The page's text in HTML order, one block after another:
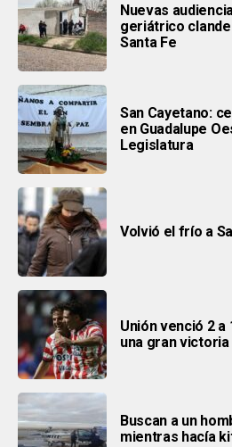
Nuevas
geriátrico
Santa Fe
San Cayetano:
en Guadalupe
Legislatura
Volvió el frío a
Unión venció 2 a
una gran
Buscan a un
mientras hacía